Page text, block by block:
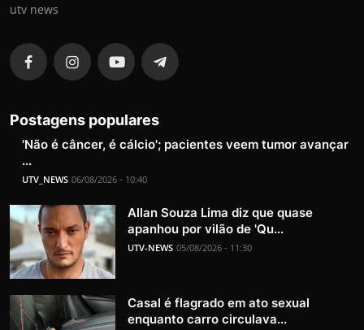
utv news
Postagens populares
'Não é câncer, é cálcio'; pacientes veem tumor avançar
...
UTV_NEWS 06/08/2026 - 10:40
Allan Souza Lima diz que quase
apanhou por vilão de 'Qu...
UTV-NEWS 05/08/2026 - 11:30
Casal é flagrado em ato sexual
enquanto carro circulava...